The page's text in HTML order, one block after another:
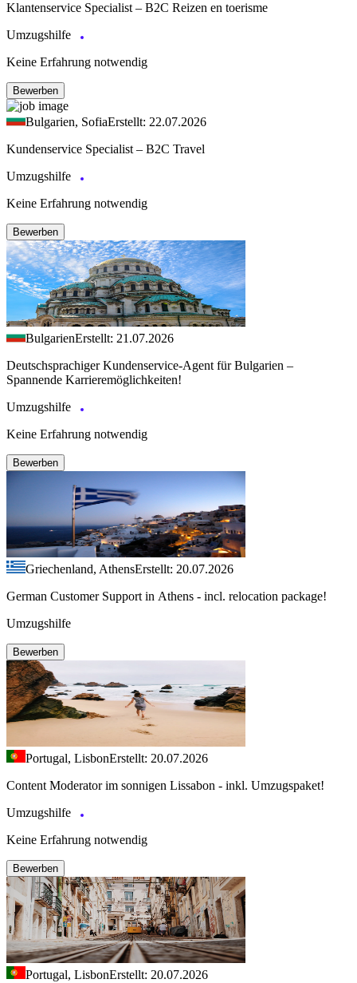
Klantenservice Specialist – B2C Reizen en toerisme
Umzugshilfe
Keine Erfahrung notwendig
Bewerben
Bulgarien, SofiaErstellt: 22.07.2026
Kundenservice Specialist – B2C Travel
Umzugshilfe
Keine Erfahrung notwendig
Bewerben
BulgarienErstellt: 21.07.2026
Deutschsprachiger Kundenservice-Agent für Bulgarien –
Spannende Karrieremöglichkeiten!
Umzugshilfe
Keine Erfahrung notwendig
Bewerben
Griechenland, AthensErstellt: 20.07.2026
German Customer Support in Athens - incl. relocation package!
Umzugshilfe
Bewerben
Portugal, LisbonErstellt: 20.07.2026
Content Moderator im sonnigen Lissabon - inkl. Umzugspaket!
Umzugshilfe
Keine Erfahrung notwendig
Bewerben
Portugal, LisbonErstellt: 20.07.2026